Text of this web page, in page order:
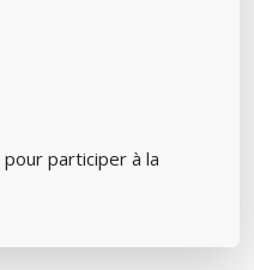
pour participer à la